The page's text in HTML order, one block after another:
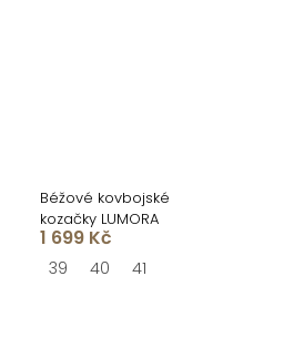
Béžové kovbojské
kozačky LUMORA
1 699 Kč
39 40 41